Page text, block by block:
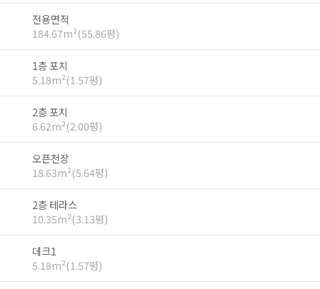
전용면적
184.67m²(55.86평)
1층 포치
5.18m²(1.57평)
2층 포치
6.62m²(2.00평)
오픈천장
18.63m²(5.64평)
2층 테라스
10.35m²(3.13평)
데크1
5.18m²(1.57평)